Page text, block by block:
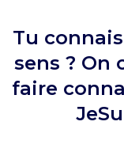
Tu
sens ? On
faire